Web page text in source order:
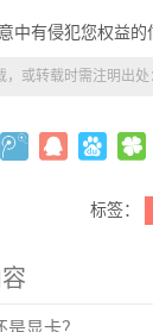
中有侵犯您权益
或转载时需注明出处
标签：